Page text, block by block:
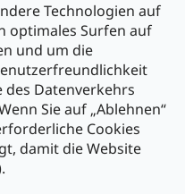
Technologien auf
optimales Surfen auf
und um die
des Datenverkehrs
Sie auf „Ablehnen“
Cookies
damit die Website